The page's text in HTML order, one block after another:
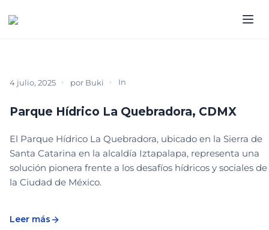
4 julio, 2025 por Buki In
Parque Hídrico La Quebradora, CDMX
El Parque Hídrico La Quebradora, ubicado en la Sierra de
Santa Catarina en la alcaldía Iztapalapa, representa una
solución pionera frente a los desafíos hídricos y sociales de
la Ciudad de México.
Leer más